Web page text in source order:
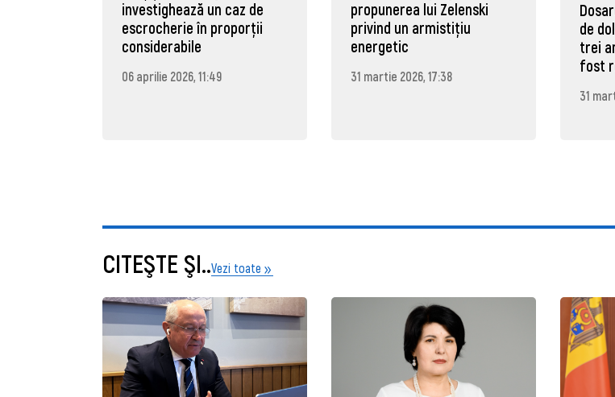
investighează un caz de
escrocherie în proporții
considerabile
06 aprilie 2026, 11:49
propunerea lui Zelenski
privind un armistițiu
energetic
31 martie 2026, 17:38
de
trei
fost
31
CITEŞTE ŞI..Vezi toate